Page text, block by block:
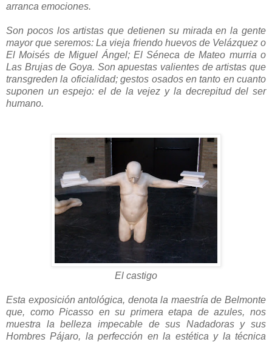
arranca emociones.
Son pocos los artistas que detienen su mirada en la gente
mayor que seremos: La vieja friendo huevos de Velázquez o
El Moisés de Miguel Ángel; El Séneca de Mateo murria o
Las Brujas de Goya. Son apuestas valientes de artistas que
transgreden la oficialidad; gestos osados en tanto en cuanto
suponen un espejo: el de la vejez y la decrepitud del ser
humano.
El castigo
Esta exposición antológica, denota la maestría de Belmonte
que, como Picasso en su primera etapa de azules, nos
muestra la belleza impecable de sus Nadadoras y sus
Hombres Pájaro, la perfección en la estética y la técnica